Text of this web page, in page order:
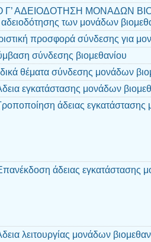
Γ’ ΑΔΕΙΟΔΟΤΗΣΗ ΜΟΝΑΔΩΝ
αδειοδότησης των μονάδων
προσφορά σύνδεσης για
σύνδεσης βιομεθανίου
θέματα σύνδεσης μονάδων
εγκατάστασης μονάδων
άδειας εγκατάστασης
άδειας εγκατάστασης
λειτουργίας μονάδων